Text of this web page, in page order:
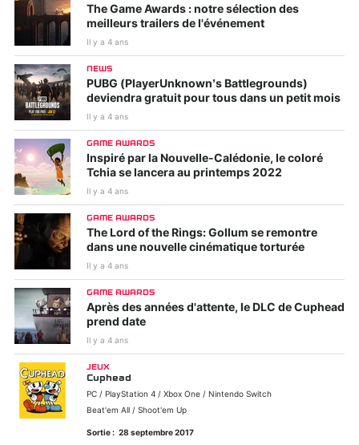
The Game Awards : notre sélection des
meilleurs trailers de l'événement
Il y a 4 ans
NEWS
PUBG (PlayerUnknown’s Battlegrounds)
deviendra gratuit pour tous dans un petit mois
Il y a 4 ans
GAME AWARDS
Inspiré par la Nouvelle-Calédonie, le coloré
Tchia se lancera au printemps 2022
Il y a 4 ans
GAME AWARDS
The Lord of the Rings: Gollum se remontre
dans une nouvelle cinématique torturée
Il y a 4 ans
GAME AWARDS
Après des années d'attente, le DLC de Cuphead
prend date
Il y a 4 ans
JEUX
Cuphead
PC / PlayStation 4 / Xbox One / Nintendo Switch
Beat'em All / Shoot'em Up
Sortie : 28 septembre 2017